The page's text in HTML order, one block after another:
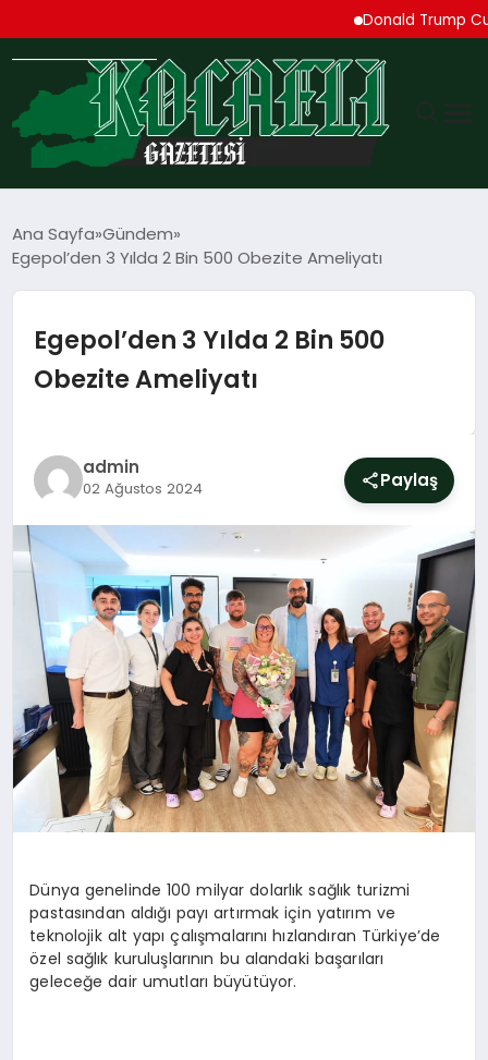
Donald Trump
TEKNOLOJI
EKONOMI
SPOR
SIYASET
YAŞAM
DÜNYA
SAĞLIK
EĞITIM
Ana Sayfa Gündem
Egepol’den 3 Yılda 2 Bin 500 Obezite Ameliyatı
Egepol’den 3 Yılda 2 Bin 500
Obezite Ameliyatı
admin
02 Ağustos 2024 Paylaş
Dünya genelinde 100 milyar dolarlık sağlık turizmi
pastasından aldığı payı artırmak için yatırım ve
teknolojik alt yapı çalışmalarını hızlandıran Türkiye’de
özel sağlık kuruluşlarının bu alandaki başarıları
geleceğe dair umutları büyütüyor.